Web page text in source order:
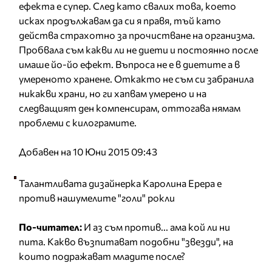
ефекта е супер. След като свалих това, което
исках продължавам да си я правя, тъй като
действа страхотно за прочистване на организма.
Пробвала съм какви ли не диети и постоянно после
имаше йo-йo ефект. Въпроса не е в диетите а в
умереното хранене. Откакто не съм си забранила
никакви храни, но ги хапвам умерено и на
следващият ден компенсирам, оттогава нямам
проблеми с килограмите.
Добавен на 10 Юни 2015 09:43
Талантливата дизайнерка Каролина Ерера е
против нашумелите "голи" рокли
По-читател: И аз съм против... ама кой ли ни
пита. Какво възпитават подобни "звезди", на
които подражават младите после?